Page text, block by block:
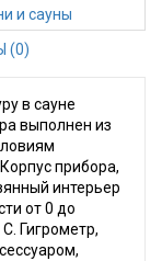
(0)
в сауне
выполнен из
прибора,
интерьер
от 0 до
Гигрометр,